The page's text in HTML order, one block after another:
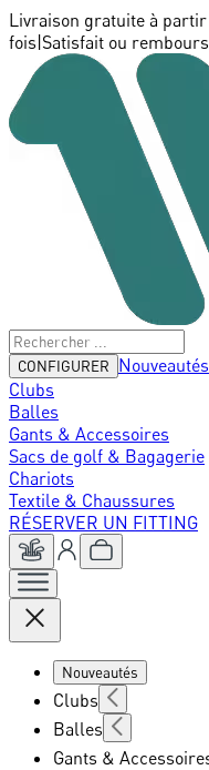
Livraison gratuite à partir
fois Satisfait ou
CONFIGURER
Nouveautés
Clubs
Balles
Gants & Accessoires
Sacs de golf & Bagagerie
Chariots
Textile & Chaussures
RÉSERVER UN FITTING
Nouveautés
Clubs
Balles
Gants &